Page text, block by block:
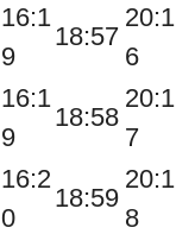
16:1
9
18:57
20:1
6
16:1
9
18:58
20:1
7
16:2
0
18:59
20:1
8